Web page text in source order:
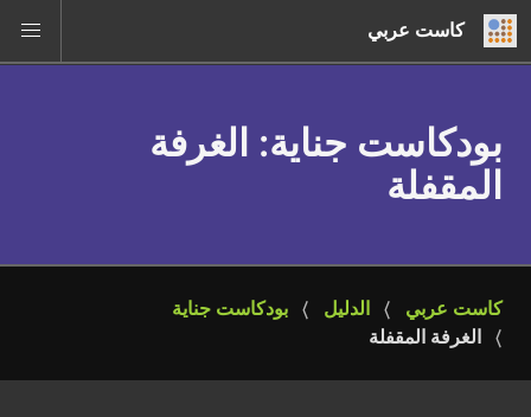
كاست عربي
بودكاست جناية: الغرفة
المقفلة
كاست عربي الدليل
بودكاست جناية
الغرفة المقفلة